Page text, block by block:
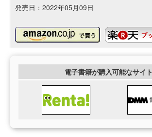
発売日：2022年05月09日
電子書籍が購入可能なサイト